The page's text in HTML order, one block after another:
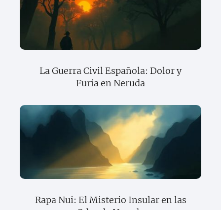
La Guerra Civil Española: Dolor y
Furia en Neruda
Rapa Nui: El Misterio Insular en las